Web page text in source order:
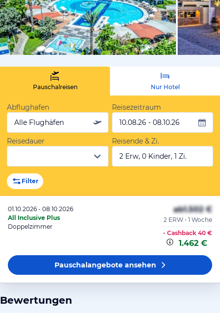
vom
Pauschalreisen Nur Hotel
Abflughafen
Alle Flughäfen
Reisezeitraum
10.08.26 - 08.10.26
Reisedauer
Reisende & Zi.
2 Erw, 0 Kinder, 1 Zi.
Filter
01.10.2026 - 08.10.2026
All Inclusive Plus
Doppelzimmer
ab1.502 €
2 ERW • 1 Woche
- Cashback 40 €
1.462 €
Pauschalangeboteansehen
Bewertungen